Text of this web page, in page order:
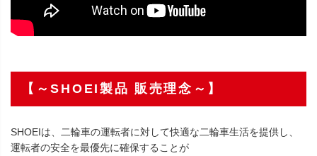
【～SHOEI製品 販売理念～】
SHOEIは、二輪車の運転者に対して快適な二輪車生活を提供し、
運転者の安全を最優先に確保することが